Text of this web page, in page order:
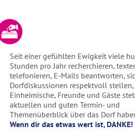
Seit einer gefühlten Ewigkeit viele
Stunden pro Jahr recherchieren,
telefonieren, E-Mails beantworten,
Dorfdiskussionen respektvoll
Einheimische, Freunde und Gäste
aktuellen und guten Termin- und
Themenüberblick über das Dorf
Wenn dir das etwas wert ist, DANKE!